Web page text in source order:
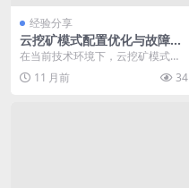
经验分享
云挖矿模式配置优化与故障排
查实战
在当前技术环境下，云挖矿模式因
其资源弹性伸缩和成本效益受到广
泛关注。我们聚焦于如...
11 月前 34